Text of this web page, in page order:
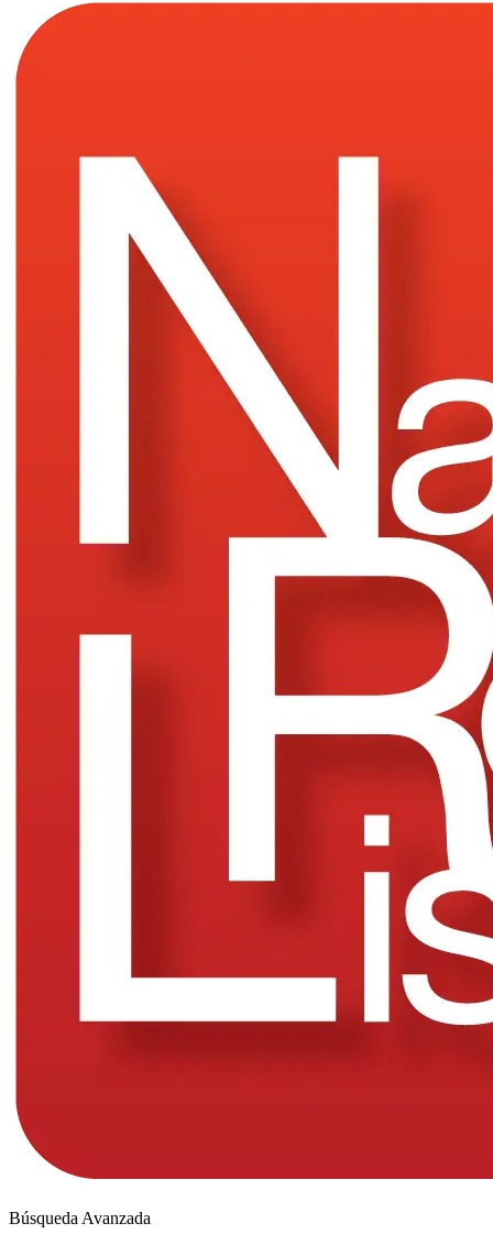
Búsqueda Avanzada